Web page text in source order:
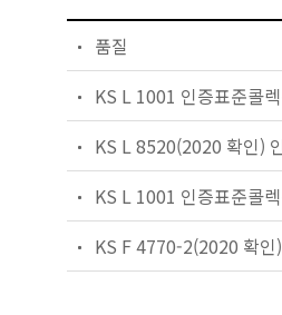
품질
KS L 1001 인증표준콜
KS L 1001 인증표준콜